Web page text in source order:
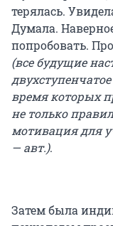
терялась.
Думала.
попробовать.
(все будущие
время которых
не только
мотивация для
— авт.).
Затем была